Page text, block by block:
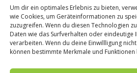
Um dir ein optimales Erlebnis zu bieten,
wie Cookies, um Geräteinformationen zu
zuzugreifen. Wenn du diesen Technologien
Daten wie das Surfverhalten oder eindeutige
verarbeiten. Wenn du deine Einwillligung
können bestimmte Merkmale und
–
Sternemenü
April 2020